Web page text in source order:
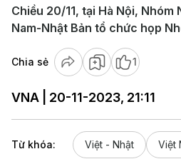
Chiều 20/11, tại Hà Nội,
Nam-Nhật Bản tổ chức họp
Chia sẻ 1
VNA | 20-11-2023, 21:11
Từ khóa: Việt - Nhật Việt